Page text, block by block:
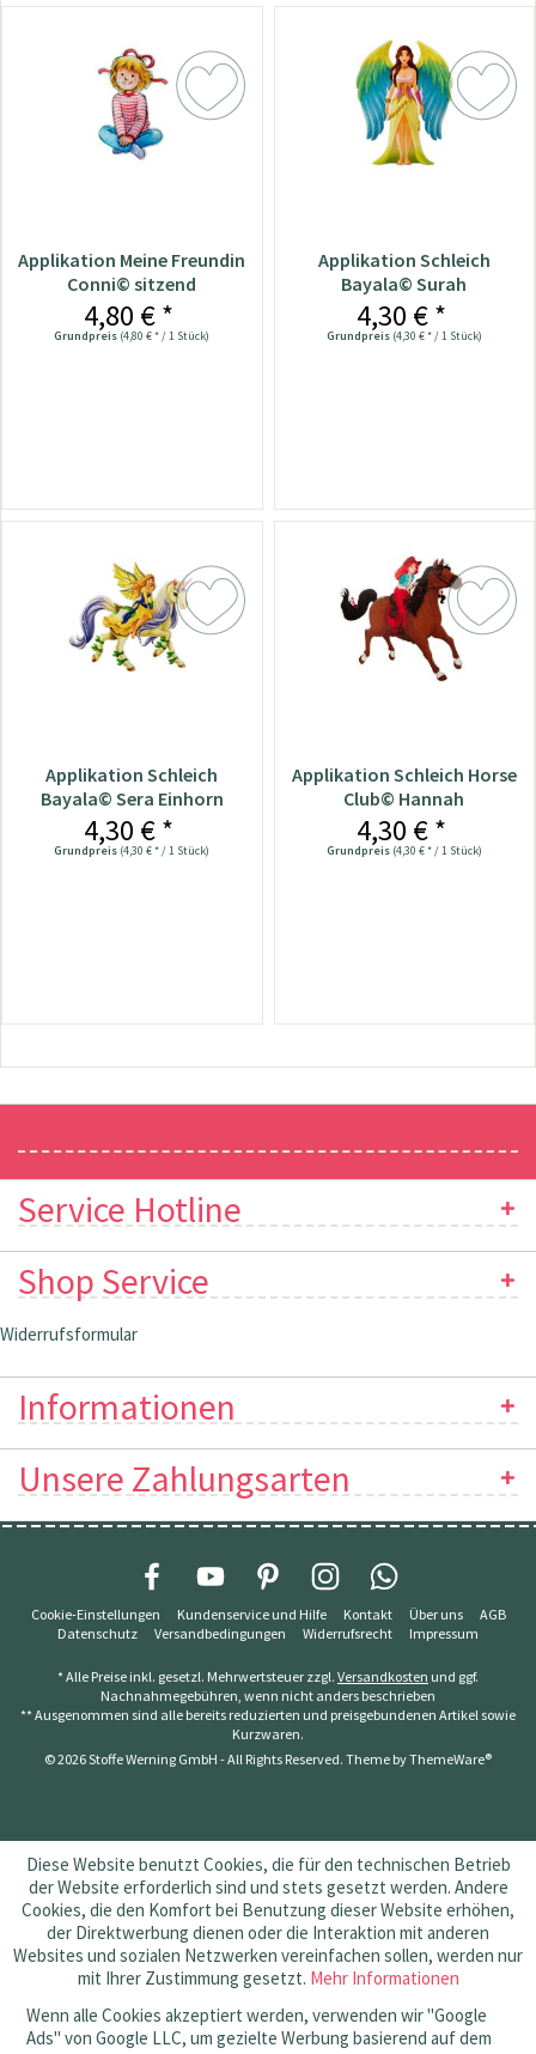
Applikation Meine Freundin
Conni© sitzend
4,80 € *
Grundpreis (4,80 € * / 1 Stück)
Applikation Schleich
Bayala© Surah
4,30 € *
Grundpreis (4,30 € * / 1 Stück)
Applikation Schleich
Bayala© Sera Einhorn
4,30 € *
Grundpreis (4,30 € * / 1 Stück)
Applikation Schleich Horse
Club© Hannah
4,30 € *
Grundpreis (4,30 € * / 1 Stück)
Service Hotline
Shop Service
Widerrufsformular
Informationen
Unsere Zahlungsarten
Cookie-Einstellungen Kundenservice und Hilfe Kontakt Über uns
AGB
Datenschutz
Versandbedingungen Widerrufsrecht Impressum
* Alle Preise inkl. gesetzl. Mehrwertsteuer zzgl. Versandkosten und ggf.
Nachnahmegebühren, wenn nicht anders beschrieben
** Ausgenommen sind alle bereits reduzierten und preisgebundenen Artikel sowie
Kurzwaren.
© 2026 Stoffe Werning GmbH - All Rights Reserved. Theme byThemeWare®
Diese Website benutzt Cookies, die für den technischen Betrieb
der Website erforderlich sind und stets gesetzt werden. Andere
Cookies, die den Komfort bei Benutzung dieser Website erhöhen,
der Direktwerbung dienen oder die Interaktion mit anderen
Websites und sozialen Netzwerken vereinfachen sollen, werden nur
mit Ihrer Zustimmung gesetzt. Mehr Informationen
Wenn alle Cookies akzeptiert werden, verwenden wir "Google
Ads" von Google LLC, um gezielte Werbung basierend auf dem